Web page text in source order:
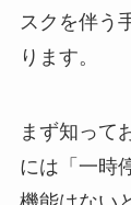
スクを伴う
ります。
まず知って
には「一時